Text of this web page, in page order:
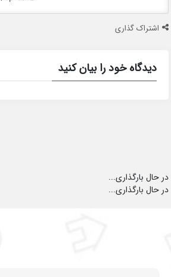
اشتراک گذاری
دیدگاه خود را بیان کنید
در حال بارگذاری...
در حال بارگذاری...